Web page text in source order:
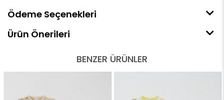
Ödeme Seçenekleri
Ürün Önerileri
BENZER ÜRÜNLER